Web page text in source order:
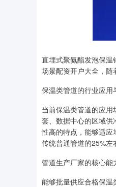
直埋式聚氨酯发泡保
场景配资开户大全，随
保温类管道的行业应用
当前保温类管道的应
套、数据中心的区域
性高的特点，能够适
传统普通管道的25%左
管道生产厂家的核心能
能够批量供应合格保